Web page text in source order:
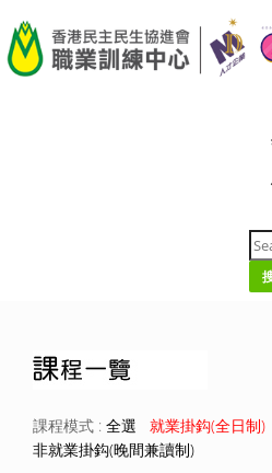
A- | A+
課程模式 : 全選 就業掛鈎(全日制)
非就業掛鈎(晚間兼讀制)